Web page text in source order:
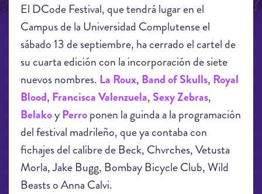
El DCode Festival, que tendrá lugar en el
Campus de la Universidad Complutense el
sábado 13 de septiembre, ha cerrado el cartel de
su cuarta edición con la incorporación de siete
nuevos nombres. La Roux, Band of Skulls, Royal
Blood, Francisca Valenzuela, Sexy Zebras,
BelakoyPerroponen la guinda a la programación
del festival madrileño, que ya contaba con
fichajes del calibre de Beck, Chvrches, Vetusta
Morla, Jake Bugg, Bombay Bicycle Club, Wild
Beasts o Anna Calvi.